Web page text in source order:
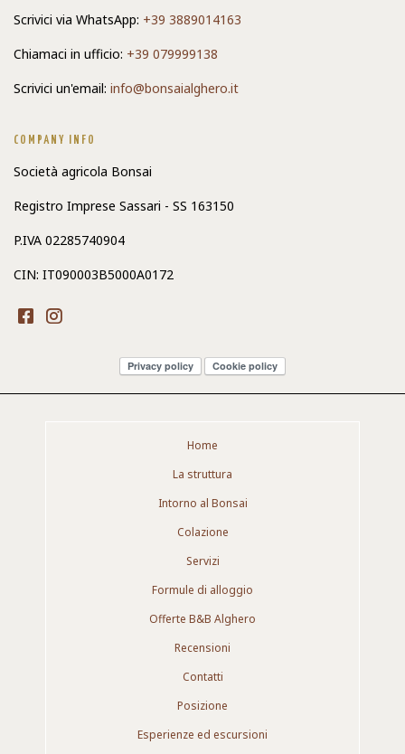
Scrivici via WhatsApp: +39 3889014163
Chiamaci in ufficio: +39 079999138
Scrivici un'email: info@bonsaialghero.it
COMPANY INFO
Società agricola Bonsai
Registro Imprese Sassari - SS 163150
P.IVA 02285740904
CIN: IT090003B5000A0172
Privacy policy Cookie policy
Home
La struttura
Intorno al Bonsai
Colazione
Servizi
Formule di alloggio
Offerte B&B Alghero
Recensioni
Contatti
Posizione
Esperienze ed escursioni